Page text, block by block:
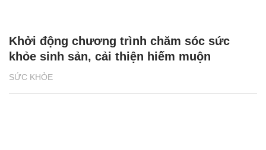
SỨC KHỎE
Khởi động chương trình chăm sóc sức
khỏe sinh sản, cải thiện hiếm muộn